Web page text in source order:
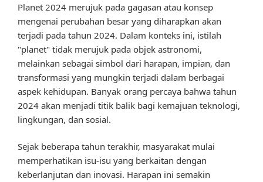
Planet 2024 merujuk pada gagasan atau konsep
mengenai perubahan besar yang diharapkan akan
terjadi pada tahun 2024. Dalam konteks ini, istilah
"planet" tidak merujuk pada objek astronomi,
melainkan sebagai simbol dari harapan, impian, dan
transformasi yang mungkin terjadi dalam berbagai
aspek kehidupan. Banyak orang percaya bahwa tahun
2024 akan menjadi titik balik bagi kemajuan teknologi,
lingkungan, dan sosial.
Sejak beberapa tahun terakhir, masyarakat mulai
memperhatikan isu-isu yang berkaitan dengan
keberlanjutan dan inovasi. Harapan ini semakin